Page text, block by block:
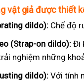
vật giả được thiết
dildo): Chế độ
(Strap-on dildo): Đi
nghiệm những
dildo): Với tính